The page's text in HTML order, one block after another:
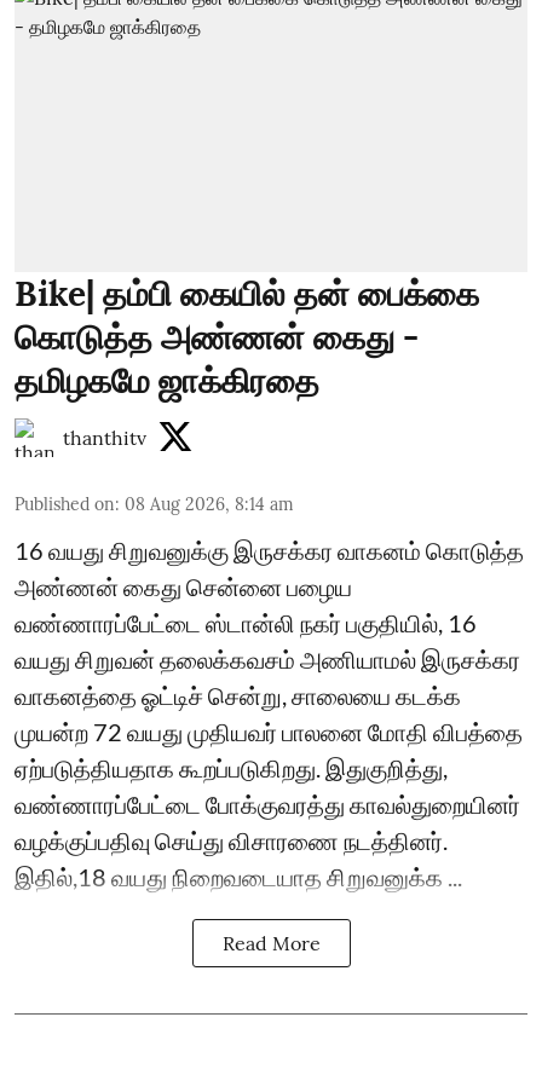
Bike| தம்பி கையில் தன் பைக்கை
கொடுத்த அண்ணன் கைது -
தமிழகமே ஜாக்கிரதை
thanthitv
Published on: 08 Aug 2026, 8:14 am
16 வயது சிறுவனுக்கு இருசக்கர வாகனம் கொடுத்த
அண்ணன் கைது சென்னை பழைய
வண்ணாரப்பேட்டை ஸ்டான்லி நகர் பகுதியில், 16
வயது சிறுவன் தலைக்கவசம் அணியாமல் இருசக்கர
வாகனத்தை ஓட்டிச் சென்று, சாலையை கடக்க
முயன்ற 72 வயது முதியவர் பாலனை மோதி விபத்தை
ஏற்படுத்தியதாக கூறப்படுகிறது. இதுகுறித்து,
வண்ணாரப்பேட்டை போக்குவரத்து காவல்துறையினர்
வழக்குப்பதிவு செய்து விசாரணை நடத்தினர்.
இதில்,18 வயது நிறைவடையாத சிறுவனுக்க ...
Read More